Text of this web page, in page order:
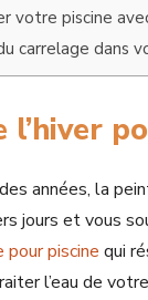
votre piscine
carrelage dans
l’hiver
années, la
jours et vous
piscine qui
l’eau de